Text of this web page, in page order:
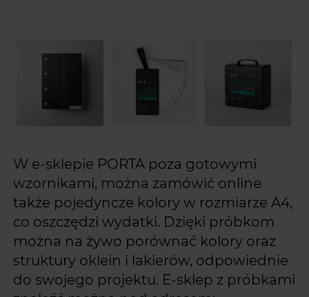
W e-sklepie PORTA poza gotowymi
wzornikami, można zamówić online
także pojedyncze kolory w rozmiarze A4,
co oszczędzi wydatki. Dzięki próbkom
można na żywo porównać kolory oraz
struktury oklein i lakierów, odpowiednie
do swojego projektu. E-sklep z próbkami